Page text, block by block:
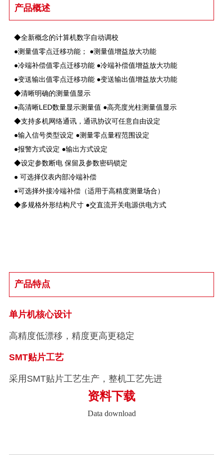
产品概述
◆全新概念的计算机数字自动调校
●测量值零点迁移功能； ●测量值增益放大功能
●冷端补偿值零点迁移功能 ●冷端补偿值增益放大功能
●变送输出值零点迁移功能 ●变送输出值增益放大功能
◆清晰明确的测量值显示
●高清晰LED数量显示测量值 ●高亮度光柱测量值显示
◆支持多机网络通讯，通讯协议可任意自由设定
●输入信号类型设定 ●测量零点量程范围设定
●报警方式设定 ●输出方式设定
◆设定参数断电 保留及参数密码锁定
● 可选择仪表内部冷端补偿
●可选择外接冷端补偿（适用于高精度测量场合）
◆多规格外形结构尺寸 ●交直流开关电源供电方式
产品特点
单片机核心设计
高精度低漂移，精度更高更稳定
SMT贴片工艺
采用SMT贴片工艺生产，整机工艺先进
资料下载
Data download